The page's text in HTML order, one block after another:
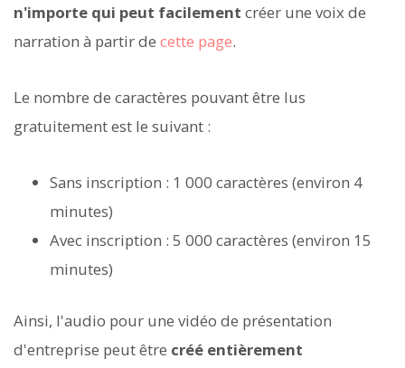
n'importe qui peut facilement créer une voix de
narration à partir de cette page.
Le nombre de caractères pouvant être lus
gratuitement est le suivant :
Sans inscription : 1 000 caractères (environ 4
minutes)
Avec inscription : 5 000 caractères (environ 15
minutes)
Ainsi, l'audio pour une vidéo de présentation
d'entreprise peut être créé entièrement